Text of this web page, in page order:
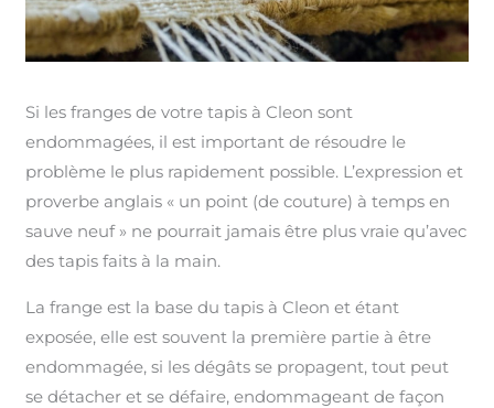
Si les franges de votre tapis à Cleon sont
endommagées, il est important de résoudre le
problème le plus rapidement possible. L’expression et
proverbe anglais « un point (de couture) à temps en
sauve neuf » ne pourrait jamais être plus vraie qu’avec
des tapis faits à la main.
La frange est la base du tapis à Cleon et étant
exposée, elle est souvent la première partie à être
endommagée, si les dégâts se propagent, tout peut
se détacher et se défaire, endommageant de façon